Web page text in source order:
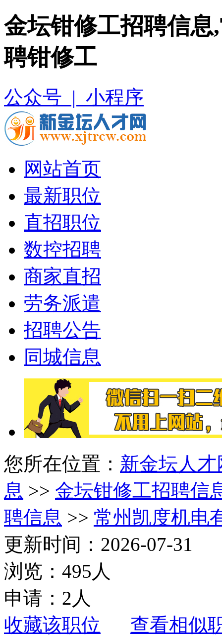
金坛钳修工招聘信
聘钳修工
公众号 | 小程序
网站首页
最新职位
直招职位
数控招聘
商家直招
劳务派遣
招聘公告
同城信息
您所在位置： 新金坛人才
息 >> 金坛钳修工招聘信
聘信息 >> 常州凯度机电
更新时间：2026-07-31
浏览：495人
申请：2人
收藏该职位
查看相似